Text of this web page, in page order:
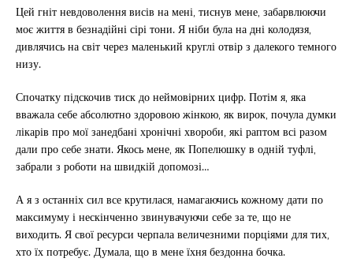
Цей гніт невдоволення висів на мені, тиснув мене, забарвлюючи
моє життя в безнадійні сірі тони. Я ніби була на дні колодязя,
дивлячись на світ через маленький круглі отвір з далекого темного
низу.
Спочатку підскочив тиск до неймовірних цифр. Потім я, яка
вважала себе абсолютно здоровою жінкою, як вирок, почула думки
лікарів про мої занедбані хронічні хвороби, які раптом всі разом
дали про себе знати. Якось мене, як Попелюшку в одній туфлі,
забрали з роботи на швидкій допомозі…
А я з останніх сил все крутилася, намагаючись кожному дати по
максимуму і нескінченно звинувачуючи себе за те, що не
виходить. Я свої ресурси черпала величезними порціями для тих,
хто їх потребує. Думала, що в мене їхня бездонна бочка.